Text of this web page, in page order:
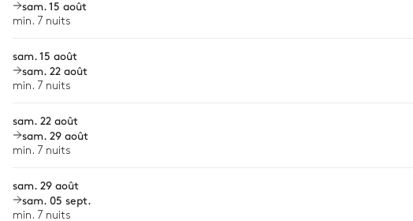
Personnel de maison supplémentaire
Babysitter
Les services proposés peuvent varier selon la saison, la destination ou la
sam. 15 août
min. 7 nuits
sam. 15 août
sam. 22 août
min. 7 nuits
sam. 22 août
sam. 29 août
min. 7 nuits
sam. 29 août
sam. 05 sept.
min. 7 nuits